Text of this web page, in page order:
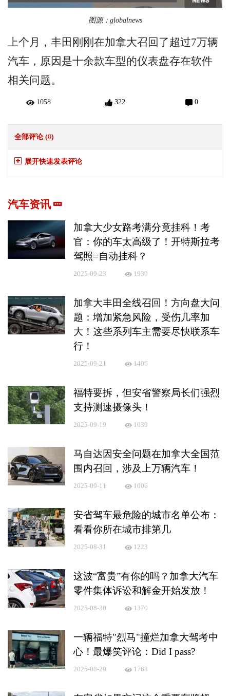
图源：globalnews
上个月，丰田刚刚在加拿大召回了超过7万辆
汽车，原因是十余款车型的仪表盘存在软件
相关问题。
1058 322 0
全部评论 (0)
展开快速发表评论
汽车资讯
加拿大少女路考满分竟挂科！考
官：你的车太高级了！开特斯拉考
驾照=自动挂科？
2025-09-23 1930
加拿大丰田全线召回！方向盘大问
题：增加紧急风险，受伤几率加
大！这些系列车主需要尽快联系车
行！
2025-09-21 1406
福特要拆，但安省警察局长们强烈
支持测速摄像头！
2025-09-19 1039
马自达因安全问题在加拿大全国范
围内召回，涉及上万辆汽车！
2025-09-11 1006
安省驾车最危险的城市名单公布：
看看你所在城市排第几
2025-08-31 1223
这波“富贵”有你的吗？加拿大汽车
零件集体诉讼和解金开始发放！
2025-08-30 1370
一辆福特"烈马"撞烂加拿大驾考中
心！最爆笑评论：Did I pass?
2025-08-29 1768